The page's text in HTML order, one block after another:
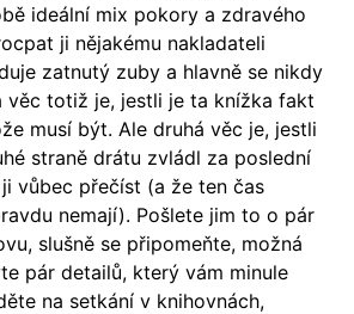
ideální mix pokory a zdravého
ji nějakému nakladateli
zatnutý zuby a hlavně se nikdy
věc totiž je, jestli je ta knížka fakt
musí být. Ale druhá věc je, jestli
straně drátu zvládl za poslední
vůbec přečíst (a že ten čas
nemají). Pošlete jim to o pár
slušně se připomeňte, možná
pár detailů, který vám minule
na setkání v knihovnách,